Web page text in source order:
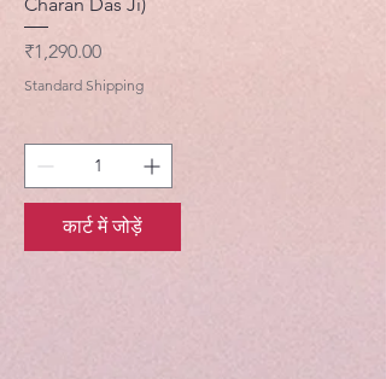
मूल्य
₹1,290.00
Standard Shipping
कार्ट में जोड़ें